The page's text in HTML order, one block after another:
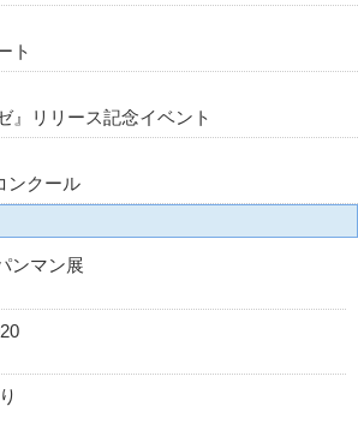
ト
』リリース記念イベント
ンクール
ンマン展